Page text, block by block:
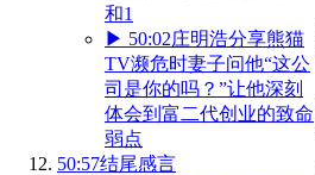
和1
▶ 50:02庄明浩分享熊猫
TV濒危时妻子问他“这公
司是你的吗？”让他深刻
体会到富二代创业的致命
弱点
50:57结尾感言